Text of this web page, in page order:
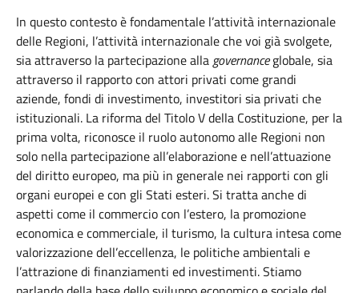
In questo contesto è fondamentale l’attività internazionale
delle Regioni, l’attività internazionale che voi già svolgete,
sia attraverso la partecipazione allagovernanceglobale, sia
attraverso il rapporto con attori privati come grandi
aziende, fondi di investimento, investitori sia privati che
istituzionali. La riforma del Titolo V della Costituzione, per la
prima volta, riconosce il ruolo autonomo alle Regioni non
solo nella partecipazione all’elaborazione e nell’attuazione
del diritto europeo, ma più in generale nei rapporti con gli
organi europei e con gli Stati esteri. Si tratta anche di
aspetti come il commercio con l’estero, la promozione
economica e commerciale, il turismo, la cultura intesa come
valorizzazione dell’eccellenza, le politiche ambientali e
l’attrazione di finanziamenti ed investimenti. Stiamo